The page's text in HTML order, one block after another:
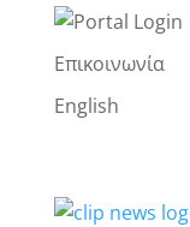
Επικοινωνία
English